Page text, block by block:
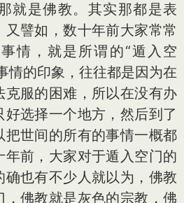
就是佛教。其实那都是表
譬如，数十年前大家常常
情，就是所谓的“遁入空
情的印象，往往都是因为在
克服的困难，所以在没有办
选择一个地方，然后到了
把世间的所有的事情一概都
前，大家对于遁入空门的
也有不少人就以为，佛教
佛教就是灰色的宗教，佛